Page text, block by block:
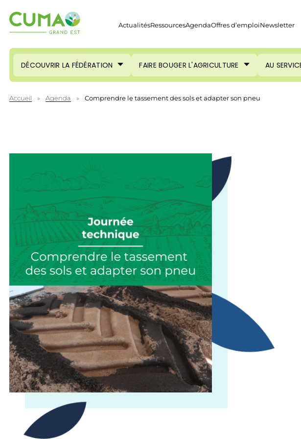
ActualitésRessourcesAgendaOffres d’emploiNewsletter
DÉCOUVRIR LA FÉDÉRATION FAIRE BOUGER L'AGRICULTURE AU
Accueil » Agenda » Comprendre le tassement des sols et adapter son pneu